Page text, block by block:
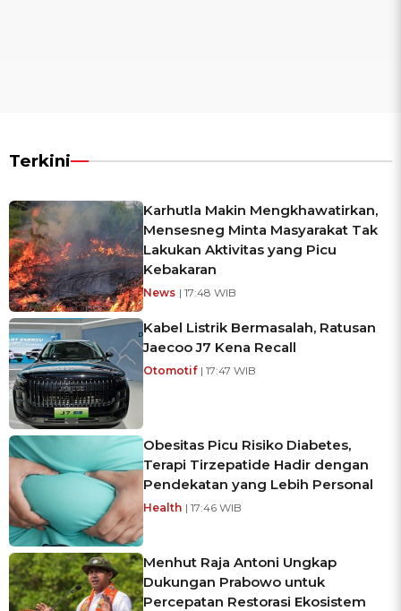
Terkini
Karhutla Makin Mengkhawatirkan,
Mensesneg Minta Masyarakat Tak
Lakukan Aktivitas yang Picu
Kebakaran
News | 17:48 WIB
Kabel Listrik Bermasalah, Ratusan
Jaecoo J7 Kena Recall
Otomotif | 17:47 WIB
Obesitas Picu Risiko Diabetes,
Terapi Tirzepatide Hadir dengan
Pendekatan yang Lebih Personal
Health | 17:46 WIB
Menhut Raja Antoni Ungkap
Dukungan Prabowo untuk
Percepatan Restorasi Ekosistem